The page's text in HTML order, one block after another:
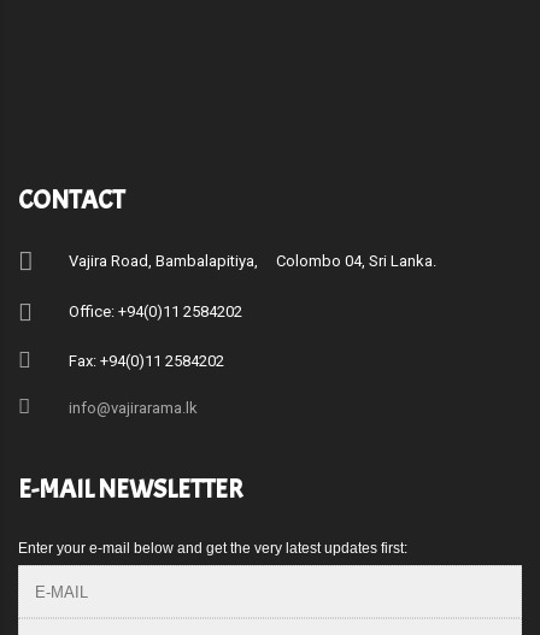
CONTACT
Vajira Road, Bambalapitiya, Colombo 04, Sri Lanka.
Office: +94(0)11 2584202
Fax: +94(0)11 2584202
info@vajirarama.lk
E-MAIL NEWSLETTER
Enter your e-mail below and get the very latest updates first: